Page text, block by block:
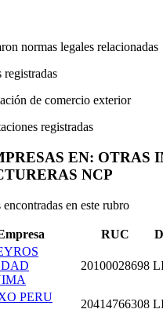
normas legales relacionadas
registradas
de comercio exterior
registradas
EN: OTRAS
NCP
encontradas en este rubro
RUC
20100028698
PERU
20414766308